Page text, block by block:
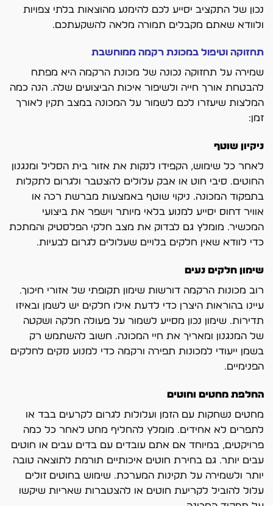
נכון של התקציב יסייע לכם להימנע מהוצאות בלתי צפויות
ולוודא שאתם מקבלים תמורה מלאה להשקעתכם.
תחזוקה וטיפול במכונת רקמה ממוחשבת
שמירה על תחזוקה נכונה של מכונת הרקמה היא מפתח
להבטחת אורך חייה ולשיפור איכות הביצועים שלה. הנה כמה
המלצות שיעזרו לכם לשמור על המכונה במצב תקין לאורך
זמן:
ניקיון שוטף
לאחר כל שימוש, הקפידו לנקות את אזור בית הסליל ומנגנון
החוטים. סיבי חוט או אבק עלולים להצטבר ולגרום לתקלות
בתפקוד המכונה. ניקוי שוטף באמצעות מברשת רכה או
אוויר דחוס יסייע למנוע בלאי מיותר וישפר את ביצועי
המכשיר. מומלץ גם לבדוק את מצב חלקי הפלסטיק והמתכת
כדי לוודא שאין חלקים בלויים שעלולים לגרום לבעיות.
שימון חלקים נעים
רוב מכונות הרקמה דורשות שימון תקופתי של אזורי חיכוך.
עיינו בהוראות היצרן כדי לדעת אילו חלקים יש לשמן ובאיזו
תדירות. שימון נכון מסייע לשמור על פעולה חלקה ושקטה
של המנגנון ומאריך את חיי המכונה. חשוב להשתמש רק
בשמן ייעודי למכונות תפירה ורקמה כדי למנוע נזקים לחלקים
הפנימיים.
החלפת מחטים וחוטים
מחטים נשחקות עם הזמן ועלולות לגרום לקרעים בבד או
לתפרים לא אחידים. מומלץ להחליף מחט לאחר כל כמה
פרויקטים, במיוחד אם אתם עובדים עם בדים עבים או חוטים
עבים יותר. גם בחירת חוטים איכותיים תורמת לתוצאה טובה
יותר ולשמירה על תקינות המערכת. שימוש בחוטים זולים
עלול להוביל לקריעת חוטים או להצטברות שאריות שיקשו